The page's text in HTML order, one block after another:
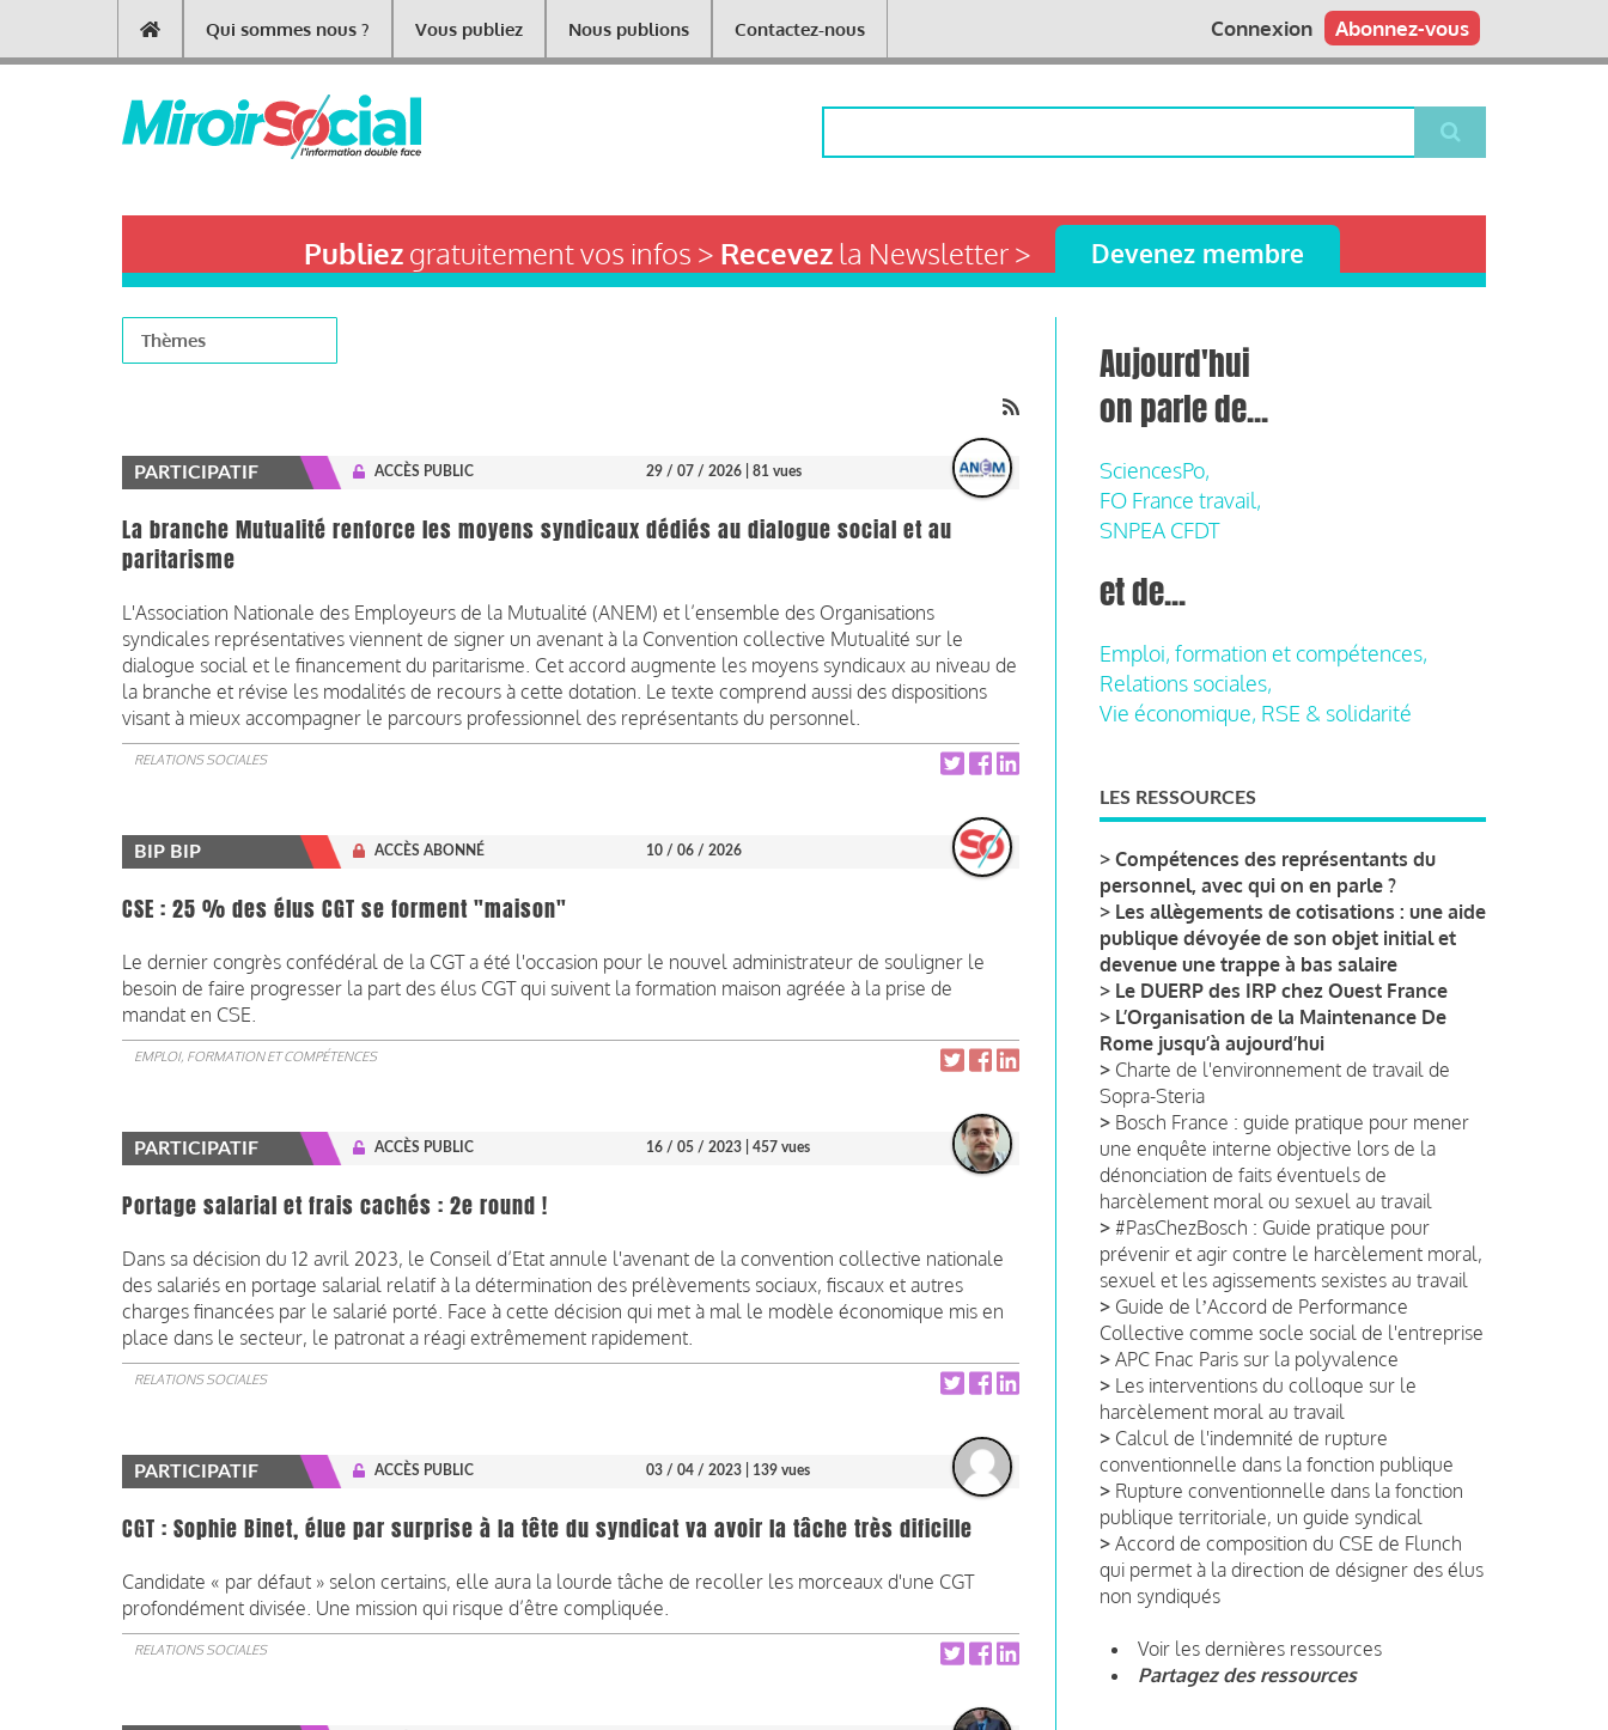
contenu
Main
navigation
Qui sommes nous ? Vous publiez Nous publions Contactez-nous Abonnez-vous
Connexion
Publiezgratuitement vos infos > Recevezla Newsletter > Devenez membre
Thèmes
PARTICIPATIF ACCÈS PUBLIC 29 / 07 / 2026 | 81 vues
La branche Mutualité renforce les moyens syndicaux dédiés au dialogue social et au
paritarisme
L'Association Nationale des Employeurs de la Mutualité (ANEM) et l’ensemble des Organisations
syndicales représentatives viennent de signer un avenant à la Convention collective Mutualité sur le
dialogue social et le financement du paritarisme. Cet accord augmente les moyens syndicaux au niveau de
la branche et révise les modalités de recours à cette dotation. Le texte comprend aussi des dispositions
visant à mieux accompagner le parcours professionnel des représentants du personnel.
RELATIONS SOCIALES
BIP BIP ACCÈS ABONNÉ 10 / 06 / 2026
CSE : 25 % des élus CGT se forment "maison"
Le dernier congrès confédéral de la CGT a été l'occasion pour le nouvel administrateur de souligner le
besoin de faire progresser la part des élus CGT qui suivent la formation maison agréée à la prise de
mandat en CSE.
EMPLOI, FORMATION ET COMPÉTENCES
PARTICIPATIF ACCÈS PUBLIC 16 / 05 / 2023 | 457 vues
Portage salarial et frais cachés : 2e round !
Dans sa décision du 12 avril 2023, le Conseil d’Etat annule l'avenant de la convention collective nationale
des salariés en portage salarial relatif à la détermination des prélèvements sociaux, fiscaux et autres
charges financées par le salarié porté. Face à cette décision qui met à mal le modèle économique mis en
place dans le secteur, le patronat a réagi extrêmement rapidement.
RELATIONS SOCIALES
PARTICIPATIF ACCÈS PUBLIC 03 / 04 / 2023 | 139 vues
CGT : Sophie Binet, élue par surprise à la tête du syndicat va avoir la tâche très dificille
Candidate « par défaut » selon certains, elle aura la lourde tâche de recoller les morceaux d'une CGT
profondément divisée. Une mission qui risque d’être compliquée.
RELATIONS SOCIALES
Aujourd'hui
on parle de...
SciencesPo,
FO France travail,
SNPEA CFDT
et de...
Emploi, formation et compétences,
Relations sociales,
Vie économique, RSE & solidarité
LES RESSOURCES
> Compétences des représentants du
personnel, avec qui on en parle ?
> Les allègements de cotisations : une aide
publique dévoyée de son objet initial et
devenue une trappe à bas salaire
> Le DUERP des IRP chez Ouest France
> L’Organisation de la Maintenance De
Rome jusqu’à aujourd’hui
> Charte de l'environnement de travail de
Sopra-Steria
> Bosch France : guide pratique pour mener
une enquête interne objective lors de la
dénonciation de faits éventuels de
harcèlement moral ou sexuel au travail
> #PasChezBosch : Guide pratique pour
prévenir et agir contre le harcèlement moral,
sexuel et les agissements sexistes au travail
> Guide de lʼAccord de Performance
Collective comme socle social de l'entreprise
> APC Fnac Paris sur la polyvalence
> Les interventions du colloque sur le
harcèlement moral au travail
> Calcul de l'indemnité de rupture
conventionnelle dans la fonction publique
> Rupture conventionnelle dans la fonction
publique territoriale, un guide syndical
> Accord de composition du CSE de Flunch
qui permet à la direction de désigner des élus
non syndiqués
Voir les dernières ressources
Partagez des ressources